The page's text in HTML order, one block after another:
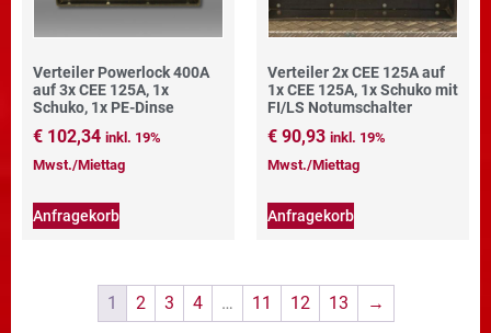
Verteiler Powerlock 400A
auf 3x CEE 125A, 1x
Schuko, 1x PE-Dinse
€ 102,34 inkl. 19%
Mwst./Miettag
Anfragekorb
Verteiler 2x CEE 125A auf
1x CEE 125A, 1x Schuko mit
FI/LS Notumschalter
€ 90,93 inkl. 19%
Mwst./Miettag
Anfragekorb
1 2 3 4 … 11 12 13 →